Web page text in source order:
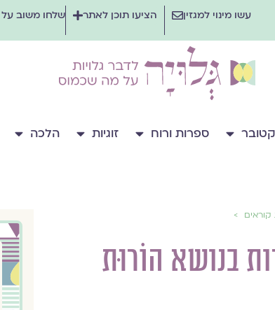
עשו מינוי למגזין הציעו תוכן לאתר שלחו משוב
ספרות ורוח זוגיות הלכה
קוראים
בנושא הוֹרוּת